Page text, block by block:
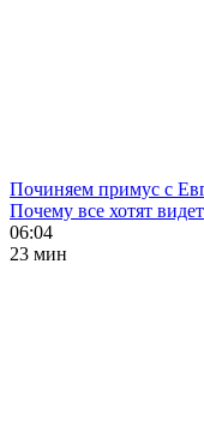
Починяем примус с
Почему все хотят
06:04
23 мин